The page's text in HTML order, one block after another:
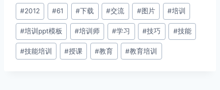
文
章
标
签：
#2012 #61 #下载 #交流 #图片 #培训
#培训ppt模板 #培训师 #学习 #技巧 #技能
#技能培训 #授课 #教育 #教育培训